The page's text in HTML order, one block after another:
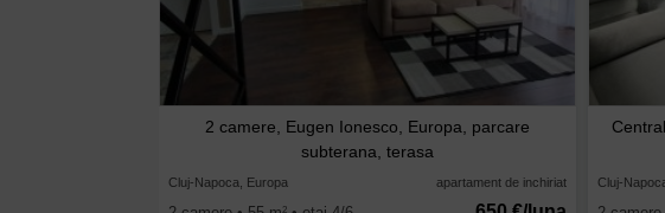
2 camere, Eugen Ionesco, Europa, parcare
subterana, terasa
Cluj-Napoca, Europa apartament de inchiriat
2
Cluj-